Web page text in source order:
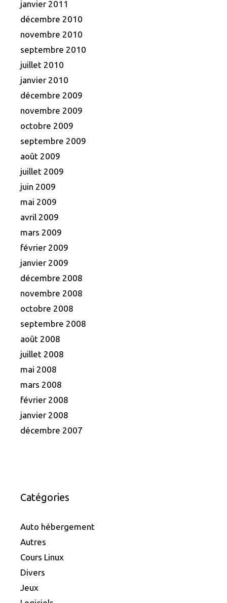
janvier 2011
décembre 2010
novembre 2010
septembre 2010
juillet 2010
janvier 2010
décembre 2009
novembre 2009
octobre 2009
septembre 2009
août 2009
juillet 2009
juin 2009
mai 2009
avril 2009
mars 2009
février 2009
janvier 2009
décembre 2008
novembre 2008
octobre 2008
septembre 2008
août 2008
juillet 2008
mai 2008
mars 2008
février 2008
janvier 2008
décembre 2007
Catégories
Auto hébergement
Autres
Cours Linux
Divers
Jeux